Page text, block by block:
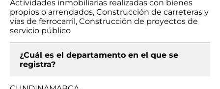
Actividades inmobiliarias realizadas con bienes
propios o arrendados, Construcción de carreteras y
vías de ferrocarril, Construcción de proyectos de
servicio público
¿Cuál es el departamento en el que se
registra?